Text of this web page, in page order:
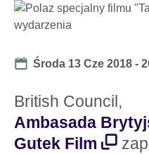
Date
Środa 13 Cze 2018 -
British Council,
Ambasada
Gutek Film